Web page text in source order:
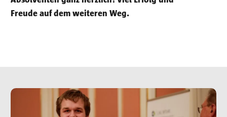
Freude auf dem weiteren Weg.
Image